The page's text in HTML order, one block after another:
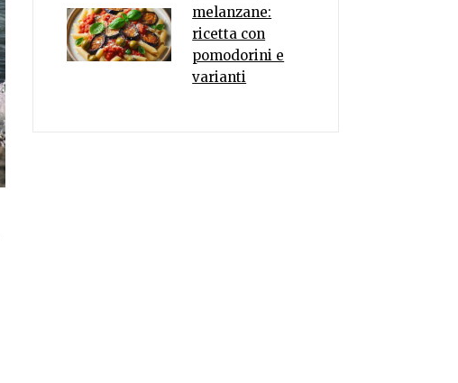
melanzane:
ricetta con
pomodorini e
varianti